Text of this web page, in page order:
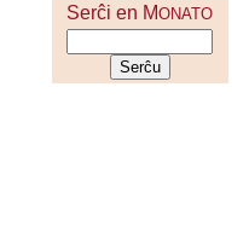
Serĉi en MONATO